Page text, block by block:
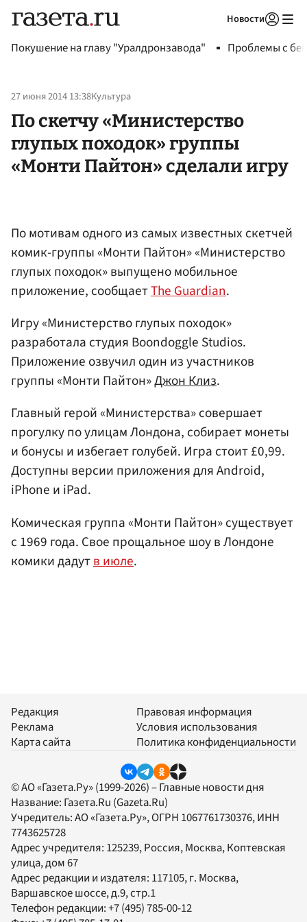
Новости
Покушение на главу "Уралдронзавода" Проблемы с
27 июня 2014 13:38Культура
По скетчу «Министерство
глупых походок» группы
«Монти Пайтон» сделали игру
По мотивам одного из самых известных скетчей
комик-группы «Монти Пайтон» «Министерство
глупых походок» выпущено мобильное
приложение, сообщаетThe Guardian.
Игру «Министерство глупых походок»
разработала студия Boondoggle Studios.
Приложение озвучил один из участников
группы «Монти Пайтон»Джон Клиз.
Главный герой «Министерства» совершает
прогулку по улицам Лондона, собирает монеты
и бонусы и избегает голубей. Игра стоит £0,99.
Доступны версии приложения для Android,
iPhone и iPad.
Комическая группа «Монти Пайтон» существует
с 1969 года. Свое прощальное шоу в Лондоне
комики дадутв июле.
Редакция
Реклама
Карта сайта
Правовая информация
Условия использования
Политика конфиденциальности
© АО «Газета.Ру» (1999-2026) – Главные новости дня
Название: Газета.Ru (Gazeta.Ru)
Учредитель:АО «Газета.Ру», ОГРН 1067761730376, ИНН
7743625728
Адрес учредителя: 125239, Россия, Москва, Коптевская
улица, дом 67
Адрес редакции и издателя: 117105, г. Москва,
Варшавское шоссе, д.9, стр.1
Телефон редакции:+7 (495) 785-00-12